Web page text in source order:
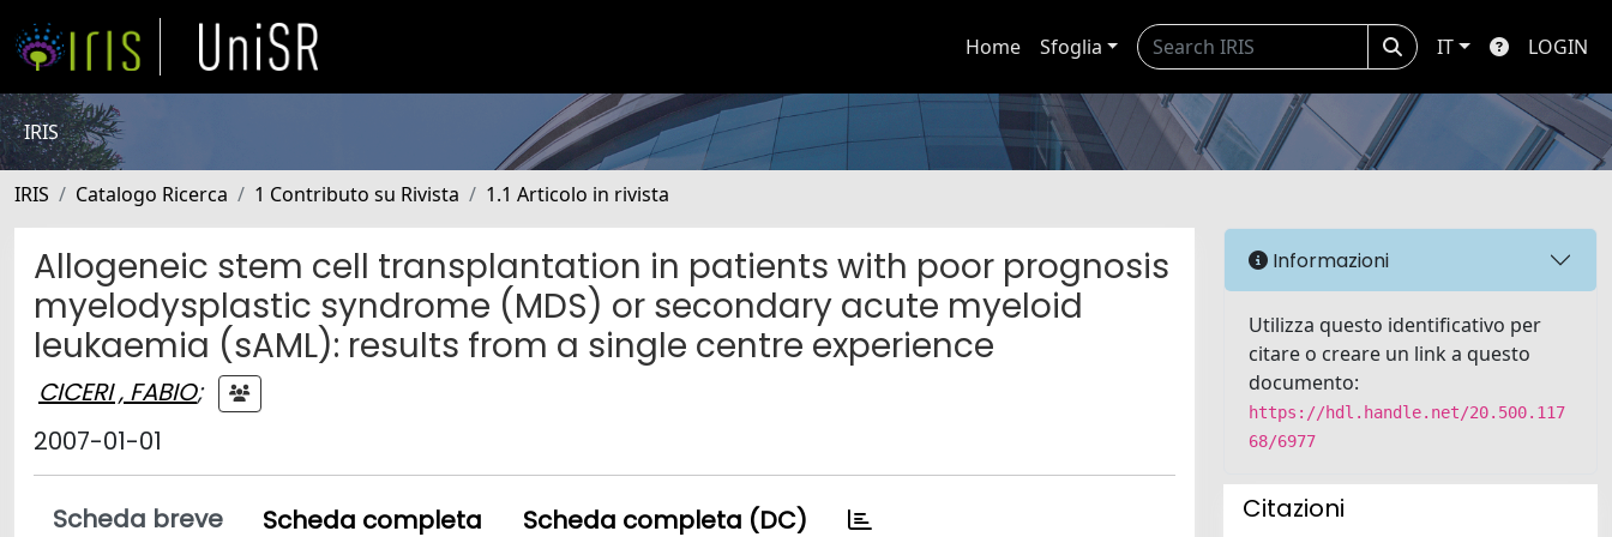
Home Sfoglia IT LOGIN
IRIS
IRIS Catalogo Ricerca 1 Contributo su Rivista 1.1 Articolo in rivista
Allogeneic stem cell transplantation in patients with poor prognosis
myelodysplastic syndrome (MDS) or secondary acute myeloid
leukaemia (sAML): results from a single centre experience
CICERI , FABIO;
2007-01-01
Scheda breve Scheda completa Scheda completa (DC)
Informazioni
Utilizza questo identificativo per
citare o creare un link a questo
documento:
https://hdl.handle.net/20.500.117
68/6977
Citazioni